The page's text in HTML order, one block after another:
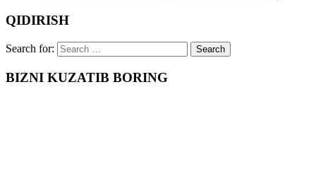
QIDIRISH
Search for:
BIZNI KUZATIB BORING